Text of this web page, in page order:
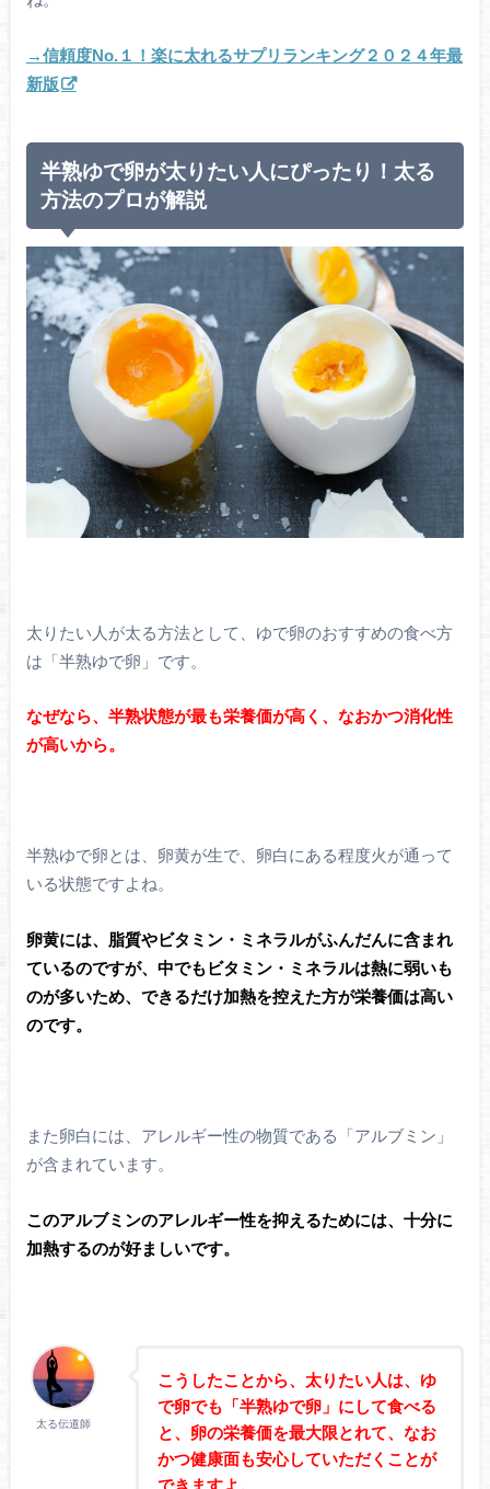
→信頼度No.１！楽に太れるサプリランキング２０２４年最
新版
半熟ゆで卵が太りたい人にぴったり！太る
方法のプロが解説
太りたい人が太る方法として、ゆで卵のおすすめの食べ方
は「半熟ゆで卵」です。
なぜなら、半熟状態が最も栄養価が高く、なおかつ消化性
が高いから。
半熟ゆで卵とは、卵黄が生で、卵白にある程度火が通って
いる状態ですよね。
卵黄には、脂質やビタミン・ミネラルがふんだんに含まれ
ているのですが、中でもビタミン・ミネラルは熱に弱いも
のが多いため、できるだけ加熱を控えた方が栄養価は高い
のです。
また卵白には、アレルギー性の物質である「アルブミン」
が含まれています。
このアルブミンのアレルギー性を抑えるためには、十分に
加熱するのが好ましいです。
太る伝道師
こうしたことから、太りたい人は、ゆ
で卵でも「半熟ゆで卵」にして食べる
と、卵の栄養価を最大限とれて、なお
かつ健康面も安心していただくことが